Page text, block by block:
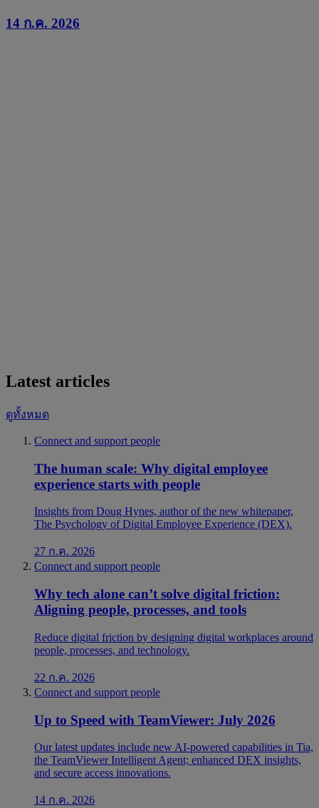
14 ก.ค. 2026
Latest articles
ดูทั้งหมด
Connect and support people
The human scale: Why digital employee
experience starts with people
Insights from Doug Hynes, author of the new whitepaper,
The Psychology of Digital Employee Experience (DEX).
27 ก.ค. 2026
Connect and support people
Why tech alone can’t solve digital friction:
Aligning people, processes, and tools
Reduce digital friction by designing digital workplaces around
people, processes, and technology.
22 ก.ค. 2026
Connect and support people
Up to Speed with TeamViewer: July 2026
Our latest updates include new AI-powered capabilities in Tia,
the TeamViewer Intelligent Agent; enhanced DEX insights,
and secure access innovations.
14 ก.ค. 2026